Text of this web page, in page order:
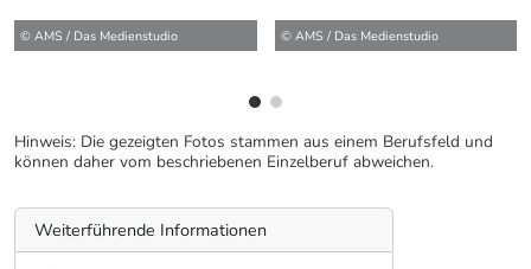
© AMS / Das Medienstudio © AMS / Das Medienstudio
Hinweis: Die gezeigten Fotos stammen aus einem Berufsfeld und
können daher vom beschriebenen Einzelberuf abweichen.
Weiterführende Informationen